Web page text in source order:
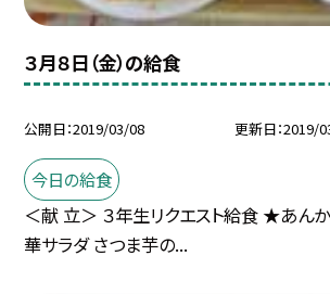
３月８日（金）の給食
公開日 2019/03/08 更新日 2019/
今日の給食
＜献 立＞ ３年生リクエスト給食 ★あん
華サラダ さつま芋の...